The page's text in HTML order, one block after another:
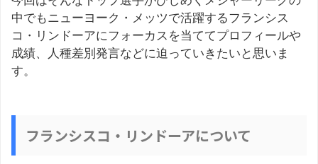
中でもニューヨーク・メッツで活躍するフランシス
コ・リンドーアにフォーカスを当ててプロフィールや
成績、人種差別発言などに迫っていきたいと思いま
す。
フランシスコ・リンドーアについて